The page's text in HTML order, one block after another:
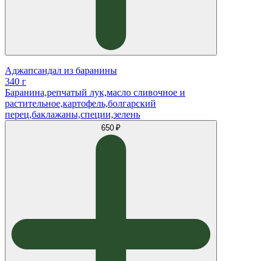
Аджапсандал из баранины
340 г
Баранина,репчатый лук,масло сливочное и
растительное,картофель,болгарский
перец,баклажаны,специи,зелень
650 ₽